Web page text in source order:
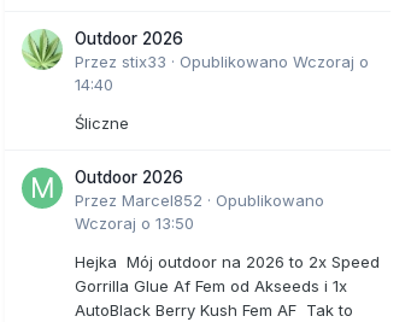
Outdoor 2026
Przez stix33 · Opublikowano Wczoraj o
14:40
Śliczne
Outdoor 2026
Przez Marcel852 · Opublikowano
Wczoraj o 13:50
Hejka Mój outdoor na 2026 to 2x Speed
Gorrilla Glue Af Fem od Akseeds i 1x
AutoBlack Berry Kush Fem AF Tak to